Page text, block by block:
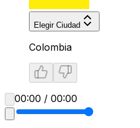
Elegir Ciudad
Colombia
00:00 / 00:00